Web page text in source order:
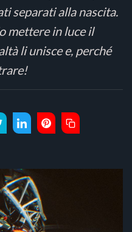
separati alla nascita.
mettere in luce il
li unisce e, perché